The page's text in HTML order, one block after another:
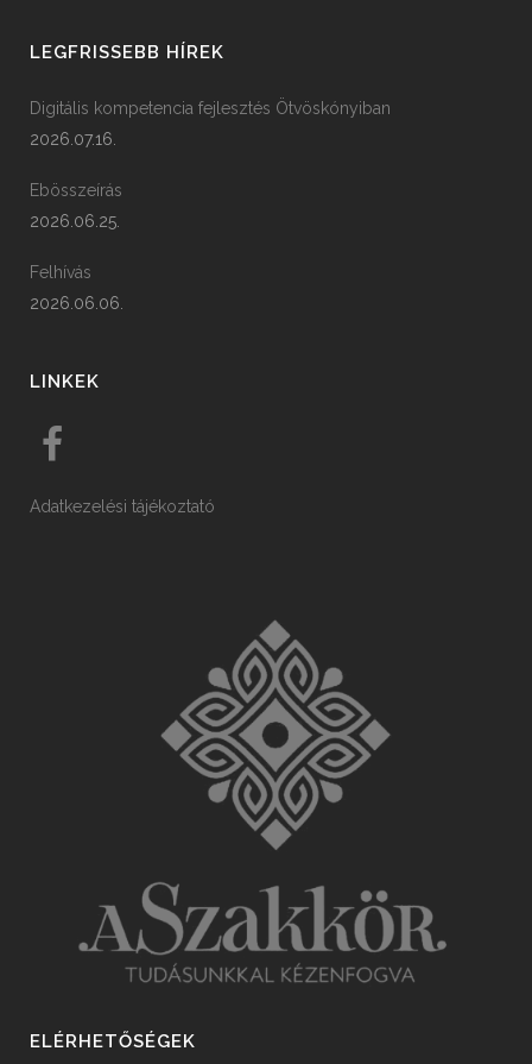
LEGFRISSEBB HÍREK
Digitális kompetencia fejlesztés Ötvöskónyiban
2026.07.16.
Ebösszeírás
2026.06.25.
Felhívás
2026.06.06.
LINKEK
Adatkezelési tájékoztató
ELÉRHETŐSÉGEK